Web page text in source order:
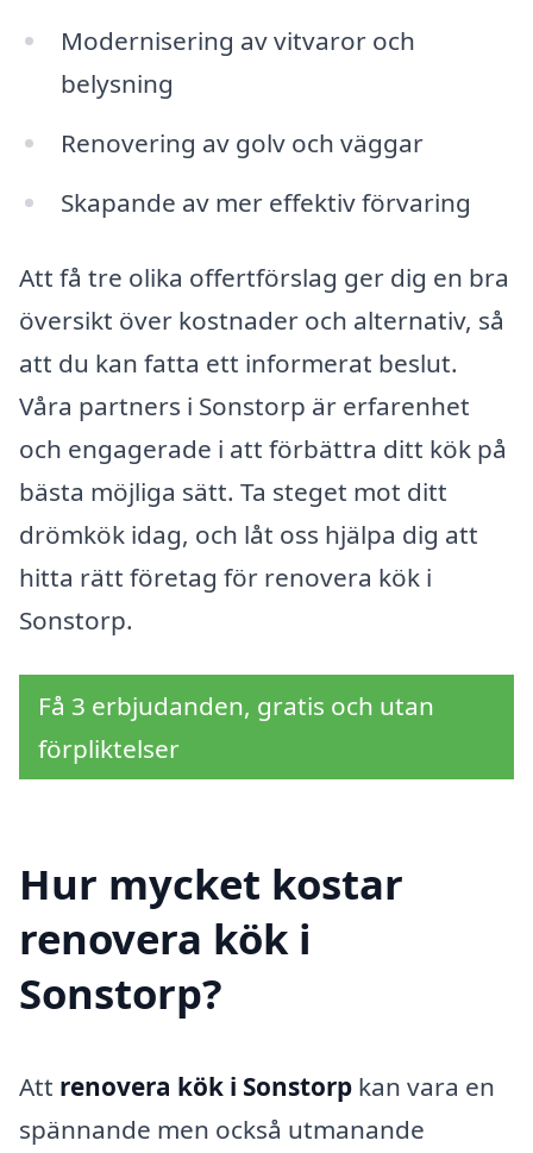
Modernisering av vitvaror och
belysning
Renovering av golv och väggar
Skapande av mer effektiv förvaring
Att få tre olika offertförslag ger dig en bra
översikt över kostnader och alternativ, så
att du kan fatta ett informerat beslut.
Våra partners i Sonstorp är erfarenhet
och engagerade i att förbättra ditt kök på
bästa möjliga sätt. Ta steget mot ditt
drömkök idag, och låt oss hjälpa dig att
hitta rätt företag för renovera kök i
Sonstorp.
Få 3 erbjudanden, gratis och utan
förpliktelser
Hur mycket kostar
renovera kök i
Sonstorp?
Att renovera kök i Sonstorp kan vara en
spännande men också utmanande